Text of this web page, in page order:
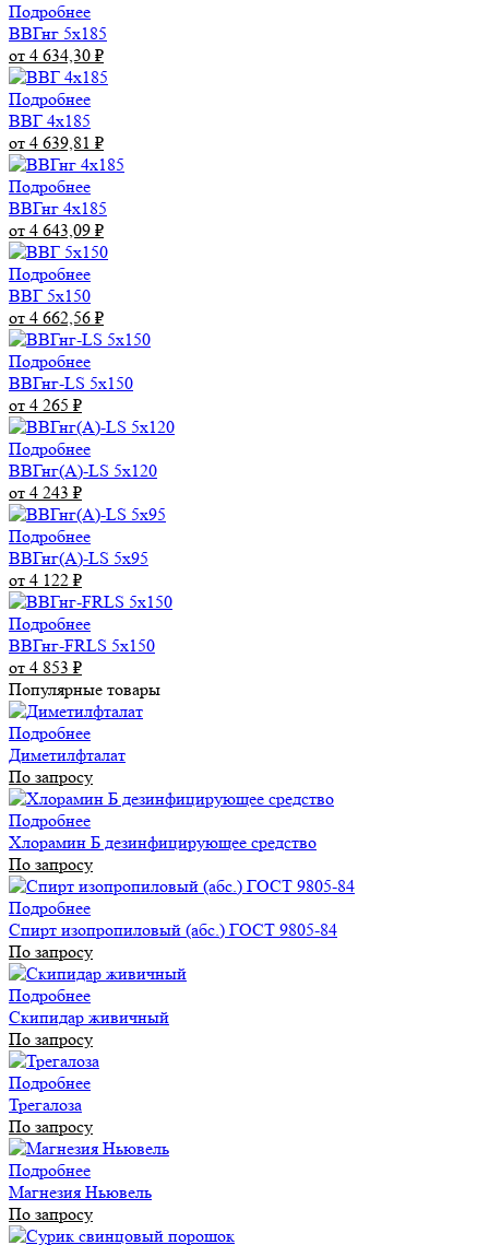
Подробнее
ВВГнг 5х185
от 4 634,30 ₽
Подробнее
ВВГ 4х185
от 4 639,81 ₽
Подробнее
ВВГнг 4х185
от 4 643,09 ₽
Подробнее
ВВГ 5х150
от 4 662,56 ₽
Подробнее
ВВГнг-LS 5х150
от 4 265 ₽
Подробнее
ВВГнг(А)-LS 5х120
от 4 243 ₽
Подробнее
ВВГнг(А)-LS 5х95
от 4 122 ₽
Подробнее
ВВГнг-FRLS 5х150
от 4 853 ₽
Популярные товары
Подробнее
Диметилфталат
По запросу
Подробнее
Хлорамин Б дезинфицирующее средство
По запросу
Подробнее
Спирт изопропиловый (абс.) ГОСТ 9805-84
По запросу
Подробнее
Скипидар живичный
По запросу
Подробнее
Трегалоза
По запросу
Подробнее
Магнезия Ньювель
По запросу